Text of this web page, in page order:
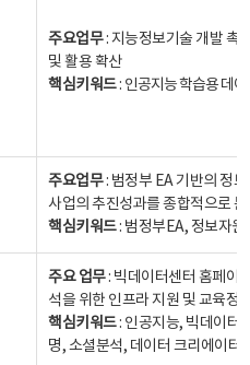
주요업무: 지능정보기술 개발 촉
및 활용 확산
핵심키워드: 인공지능 학습용 데
주요업무: 범정부 EA 기반의 정
사업의 추진성과를 종합적으로
핵심키워드: 범정부EA, 정보자
주요 업무: 빅데이터센터 홈페이
석을 위한 인프라 지원 및 교육정
핵심키워드: 인공지능, 빅데이터,
명, 소셜분석, 데이터 크리에이터